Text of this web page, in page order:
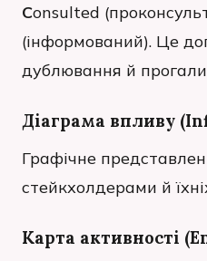
Consulted
(інформований). Це
дублювання й
Діаграма впливу
Графічне
стейкхолдерами й
Карта активності